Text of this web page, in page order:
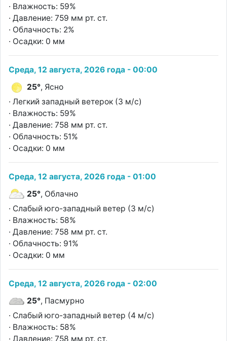
· Влажность: 59%
· Давление: 759 мм рт. ст.
· Облачность: 2%
· Осадки: 0 мм
Среда, 12 августа, 2026 года - 00:00
25°, Ясно
· Легкий западный ветерок (3 м/с)
· Влажность: 59%
· Давление: 758 мм рт. ст.
· Облачность: 51%
· Осадки: 0 мм
Среда, 12 августа, 2026 года - 01:00
25°, Облачно
· Слабый юго-западный ветер (3 м/с)
· Влажность: 58%
· Давление: 758 мм рт. ст.
· Облачность: 91%
· Осадки: 0 мм
Среда, 12 августа, 2026 года - 02:00
25°, Пасмурно
· Слабый юго-западный ветер (4 м/с)
· Влажность: 58%
· Давление: 758 мм рт. ст.